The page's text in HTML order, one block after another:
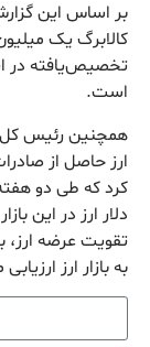
کالابرگ یک
است.
همچنین رئیس کل
ارز حاصل از
دلار ارز در این
تقویت عرضه ارز،
به بازار ارز